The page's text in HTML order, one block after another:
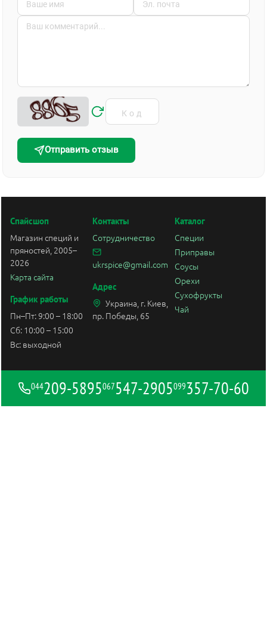
Отправить отзыв
Спайсшоп
Магазин специй и
пряностей, 2005–
2026
Карта сайта
График работы
Пн–Пт: 9:00 – 18:00
Сб: 10:00 – 15:00
Вс: выходной
Контакты
Сотрудничество
ukrspice@gmail.com
Адрес
Украина, г. Киев,
пр. Победы, 65
Каталог
Специи
Приправы
Соусы
Орехи
Сухофрукты
Чай
044209-5895067547-2905099357-70-60